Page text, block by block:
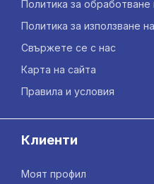
Политика за обработване
Политика за използване
Свържете се с нас
Карта на сайта
Правила и условия
Клиенти
Моят профил